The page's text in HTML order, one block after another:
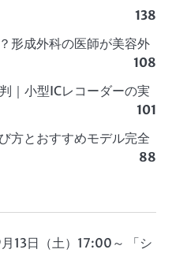
138
形成外科の医師が美容外
108
｜小型ICレコーダーの実
101
方とおすすめモデル完全
88
13日（土）17:00～ 「シ